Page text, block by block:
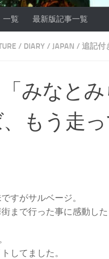
一覧 最新版記事一覧
/ DIARY / JAPAN / 追記付
みなと
もう走
すがサルベージ。
まで行った事に感動し
してました。